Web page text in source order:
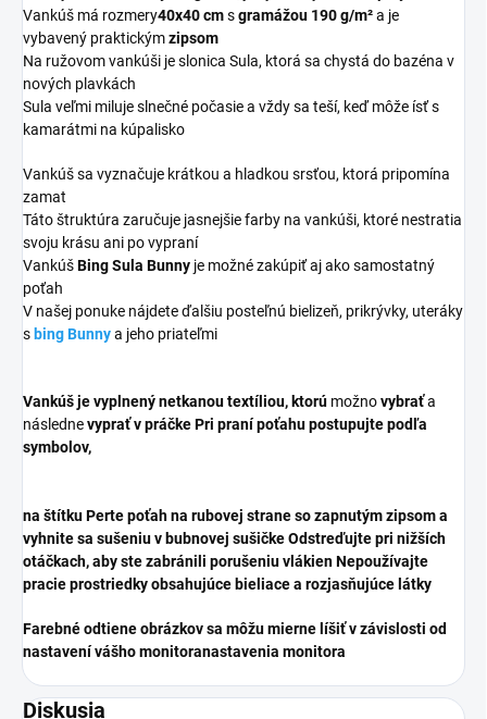
Vankúš má rozmery40x40 cmsgramážou 190 g/m²a je
vybavený praktickýmzipsom
Na ružovom vankúši je slonica Sula, ktorá sa chystá do bazéna v
nových plavkách
Sula veľmi miluje slnečné počasie a vždy sa teší, keď môže ísť s
kamarátmi na kúpalisko
Vankúš sa vyznačuje krátkou a hladkou srsťou, ktorá pripomína
zamat
Táto štruktúra zaručuje jasnejšie farby na vankúši, ktoré nestratia
svoju krásu ani po vypraní
VankúšBing Sula Bunny je možné zakúpiť aj ako samostatný
poťah
V našej ponuke nájdete ďalšiu posteľnú bielizeň, prikrývky, uteráky
s bing Bunnya jeho priateľmi
Vankúš je vyplnenýnetkanou textíliou, ktorú možnovybraťa
následnevyprať v práčke Pri praní poťahu postupujte podľa
symbolov,
na štítku Perte poťah na rubovej strane so zapnutým zipsom a
vyhnite sa sušeniu v bubnovej sušičke Odstreďujte pri nižších
otáčkach, aby ste zabránili porušeniu vlákien Nepoužívajte
pracie prostriedky obsahujúce bieliace a rozjasňujúce látky
Farebné odtiene obrázkov sa môžu mierne líšiť v závislosti od
nastavení vášho monitoranastavenia monitora
Diskusia